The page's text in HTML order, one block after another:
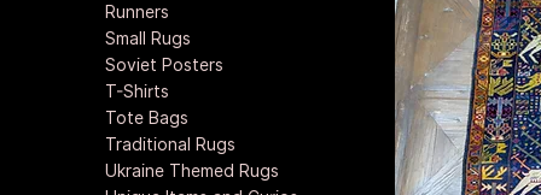
Runners
Small Rugs
Soviet Posters
T-Shirts
Tote Bags
Traditional Rugs
Ukraine Themed Rugs